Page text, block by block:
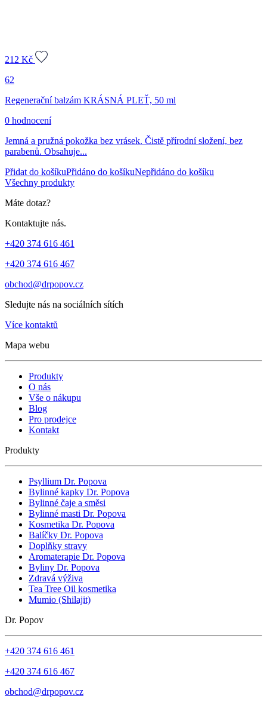
212 Kč
62
Regenerační balzám KRÁSNÁ PLEŤ, 50 ml
0 hodnocení
Jemná a pružná pokožka bez vrásek. Čistě přírodní složení, bez
parabenů. Obsahuje...
Přidat do košíkuPřidáno do košíkuNepřidáno do košíku
Všechny produkty
Máte dotaz?
Kontaktujte nás.
+420 374 616 461
+420 374 616 467
obchod@drpopov.cz
Sledujte nás na sociálních sítích
Více kontaktů
Mapa webu
Produkty
O nás
Vše o nákupu
Blog
Pro prodejce
Kontakt
Produkty
Psyllium Dr. Popova
Bylinné kapky Dr. Popova
Bylinné čaje a směsi
Bylinné masti Dr. Popova
Kosmetika Dr. Popova
Balíčky Dr. Popova
Doplňky stravy
Aromaterapie Dr. Popova
Byliny Dr. Popova
Zdravá výživa
Tea Tree Oil kosmetika
Mumio (Shilajit)
Dr. Popov
+420 374 616 461
+420 374 616 467
obchod@drpopov.cz